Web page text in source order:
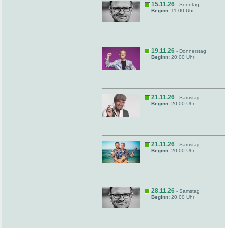
15.11.26 - Sonntag
Beginn: 11:00 Uhr
19.11.26 - Donnerstag
Beginn: 20:00 Uhr
21.11.26 - Samstag
Beginn: 20:00 Uhr
21.11.26 - Samstag
Beginn: 20:00 Uhr
28.11.26 - Samstag
Beginn: 20:00 Uhr